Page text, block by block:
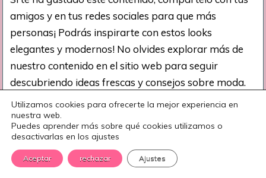
amigos y en tus redes sociales para que más
personas¡ Podrás inspirarte con estos looks
elegantes y modernos! No olvides explorar más de
nuestro contenido en el sitio web para seguir
descubriendo ideas frescas y consejos sobre moda.
¡Sigue navegando para más inspiración!
Damos crédito a los creadores:Si conoces al autor de
alguna de las imágenes, no dudes en escribirnos.
Utilizamos cookies para ofrecerte la mejor experiencia en
nuestra web.
Puedes aprender más sobre qué cookies utilizamos o
desactivarlas en los ajustes
Aceptar rechazar Ajustes